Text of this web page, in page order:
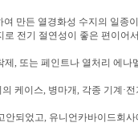
만든 열경화성 수지의 일종
로 전기 절연성이 좋은 편이어
제, 또는 페인트나 열처리 에나
케이스, 병마개, 각종 기계·
안되었고, 유니언카바이드회